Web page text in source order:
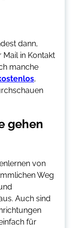
dann,
Mail in Kontakt
manche
,
gehen
von
Weg
Auch sind
für